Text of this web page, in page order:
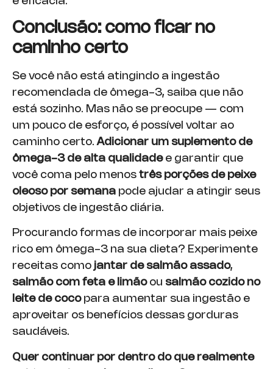
Conclusão: como ficar no
caminho certo
Se você não está atingindo a ingestão
recomendada de ômega-3, saiba que não
está sozinho. Mas não se preocupe — com
um pouco de esforço, é possível voltar ao
caminho certo. Adicionar um suplemento de
ômega-3 de alta qualidadee garantir que
você coma pelo menos três porções de peixe
oleoso por semana pode ajudar a atingir seus
objetivos de ingestão diária.
Procurando formas de incorporar mais peixe
rico em ômega-3 na sua dieta? Experimente
receitas como jantar de salmão assado,
salmão com feta e limãoou salmão cozido no
leite de cocopara aumentar sua ingestão e
aproveitar os benefícios dessas gorduras
saudáveis.
Quer continuar por dentro do que realmente